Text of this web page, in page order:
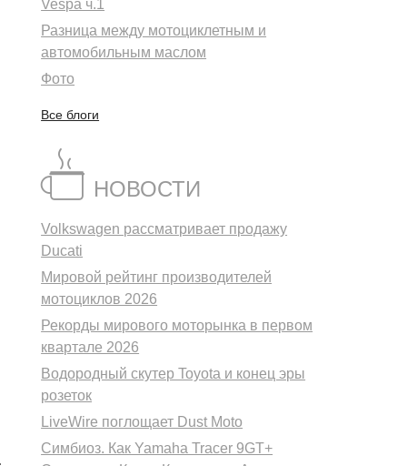
Vespa ч.1
Разница между мотоциклетным и
автомобильным маслом
Фото
Все блоги
НОВОСТИ
Volkswagen рассматривает продажу
Ducati
Мировой рейтинг производителей
мотоциклов 2026
Рекорды мирового моторынка в первом
квартале 2026
Водородный скутер Toyota и конец эры
розеток
LiveWire поглощает Dust Moto
Симбиоз. Как Yamaha Tracer 9GT+